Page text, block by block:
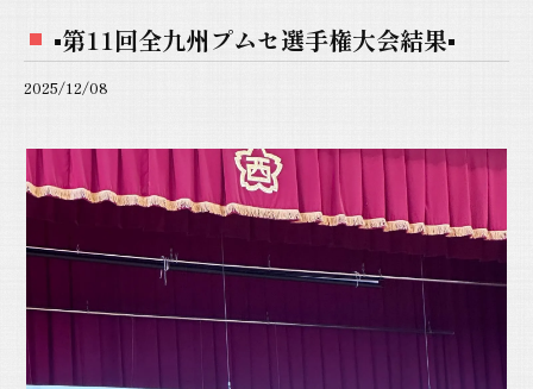
▪️第11回全九州プムセ選手権大会結果▪️
2025/12/08